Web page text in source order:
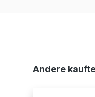
Produktgalerie
Andere